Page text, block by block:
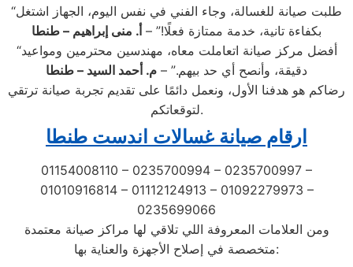
“طلبت صيانة للغسالة، وجاء الفني في نفس اليوم، الجهاز اشتغل
بكفاءة تانية، خدمة ممتازة فعلًا!” – أ. منى إبراهيم – طنطا
“أفضل مركز صيانة اتعاملت معاه، مهندسين محترمين ومواعيد
دقيقة، وأنصح أي حد بيهم.” – م. أحمد السيد – طنطا
رضاكم هو هدفنا الأول، ونعمل دائمًا على تقديم تجربة صيانة ترتقي
لتوقعاتكم.
ارقام صيانة غسالات اندست طنطا
01154008110 – 0235700994 – 0235700997 –
01010916814 – 01112124913 – 01092279973 –
0235699066
ومن العلامات المعروفة اللي تلاقي لها مراكز صيانة معتمدة
متخصصة في إصلاح الأجهزة والعناية بها: